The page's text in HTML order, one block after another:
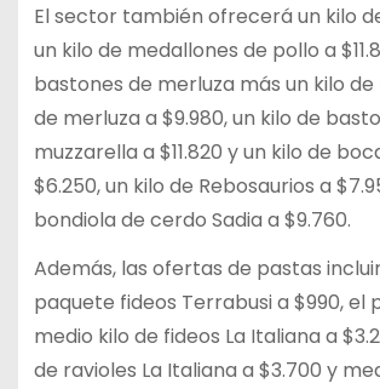
El sector también ofrecerá un kilo
un kilo de medallones de pollo a
bastones de merluza más un kilo
de merluza a $9.980, un kilo de
muzzarella a $11.820 y un kilo de
$6.250, un kilo de Rebosaurios a
bondiola de cerdo Sadia a $9.760.
Además, las ofertas de pastas
paquete fideos Terrabusi a $990, el
medio kilo de fideos La Italiana a
de ravioles La Italiana a $3.700 y